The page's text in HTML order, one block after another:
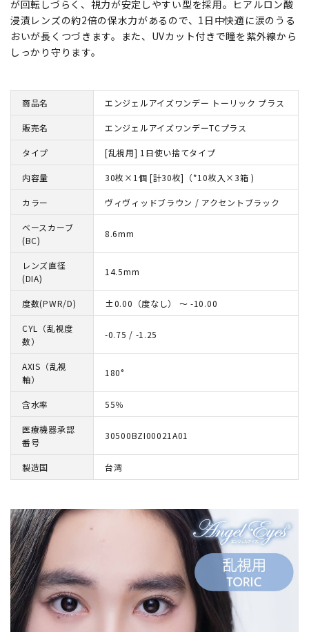
が回転しづらく、視力が安定しやすい型を採用。ヒアルロン酸
浸漬レンズの約2倍の保水力があるので、1日中快適に涙のうる
おいが長くつづきます。また、UVカット付きで瞳を紫外線から
しっかり守ります。
商品名 エンジェルアイズワンデー トーリック プラス
販売名 エンジェルアイズワンデーTCプラス
タイプ [乱視用] 1日使い捨てタイプ
内容量 30枚×1個 [計30枚]（*10枚入×3箱 )
カラー ヴィヴィッドブラウン / アクセントブラック
ベースカーブ
(BC)
8.6mm
レンズ直径
(DIA)
14.5mm
度数(PWR/D) ±0.00（度なし） ～ -10.00
CYL（乱視度
数）
-0.75 / -1.25
AXIS（乱視
軸）
180°
含水率 55％
医療機器承認
番号
30500BZI00021A01
製造国 台湾